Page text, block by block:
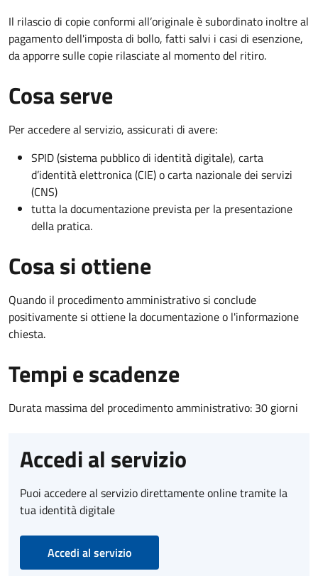
Il rilascio di copie conformi all’originale è subordinato inoltre al
pagamento dell'imposta di bollo, fatti salvi i casi di esenzione,
da apporre sulle copie rilasciate al momento del ritiro.
Cosa serve
Per accedere al servizio, assicurati di avere:
SPID (sistema pubblico di identità digitale), carta
d’identità elettronica (CIE) o carta nazionale dei servizi
(CNS)
tutta la documentazione prevista per la presentazione
della pratica.
Cosa si ottiene
Quando il procedimento amministrativo si conclude
positivamente si ottiene la documentazione o l'informazione
chiesta.
Tempi e scadenze
Durata massima del procedimento amministrativo: 30 giorni
Accedi al servizio
Puoi accedere al servizio direttamente online tramite la
tua identità digitale
Accedi al servizio